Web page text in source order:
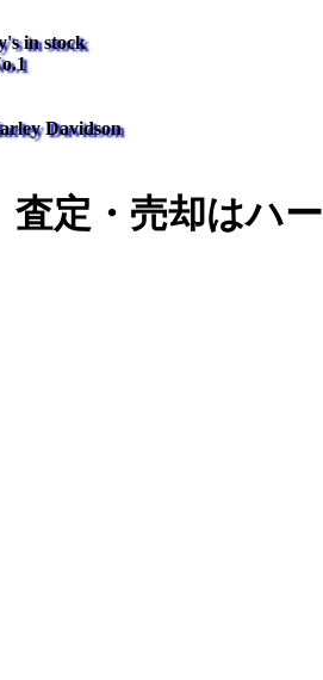
in stock
Davidson
定・売却はハ